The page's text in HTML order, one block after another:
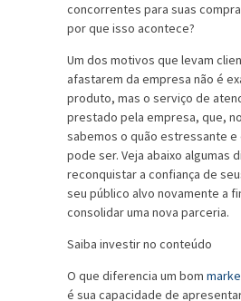
concorrentes para suas
por que isso acontece?
Um dos motivos que levam
afastarem da empresa não é
produto, mas o serviço de
prestado pela empresa, que,
sabemos o quão estressante
pode ser. Veja abaixo algumas
reconquistar a confiança de
seu público alvo novamente a
consolidar uma nova parceria.
Saiba investir no conteúdo
O que diferencia um bom
é sua capacidade de